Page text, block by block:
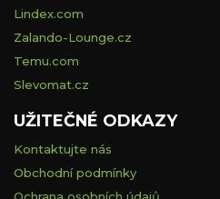
Lindex.com
Zalando-Lounge.cz
Temu.com
Slevomat.cz
UŽITEČNÉ ODKAZY
Kontaktujte nás
Obchodní podmínky